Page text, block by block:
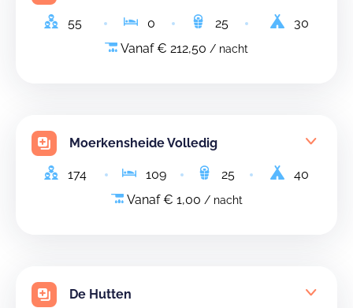
55 0 25
30
Vanaf € 212,50 / nacht
Moerkensheide Volledig
174 109 25
40
Vanaf € 1,00 / nacht
De Hutten